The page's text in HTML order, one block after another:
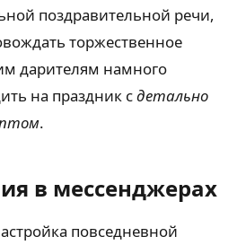
поздравительной речи,
торжественное
дарителям намного
на праздник сдетально
.
в мессенджерах
повседневной